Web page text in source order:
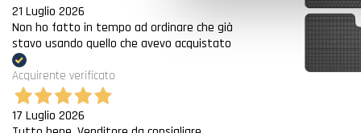
21 Luglio 2026
Non ho fatto in tempo ad ordinare che già
stavo usando quello che avevo acquistato
Acquirente verificato
17 Luglio 2026